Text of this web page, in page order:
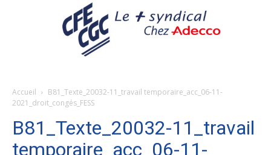
Accueil
B81_Texte_20032-11_travail temporaire_acc_06-11-
2021_droit_congés_FESS
B81_Texte_20032-11_travail
temporaire_acc_06-11-